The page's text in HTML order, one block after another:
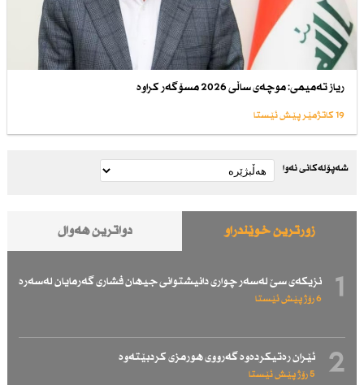
ریاز تەمیمی: موچەی ساڵی 2026 مسۆگەر كراوە
19 کاتژمێر پێش ئێستا
شەپۆلەکانی نەوا
زۆرترین خوێندراو دواترین هەواڵ
1 نزیكەی سێ لەسەر چواری دانیشتوانی جیهان فشاری گەرمایان لەسەرە
6 رۆژ پێش ئێستا
2 ئێران رەتیكردەوە گەرووی هورمزی كردبێتەوە
5 رۆژ پێش ئێستا